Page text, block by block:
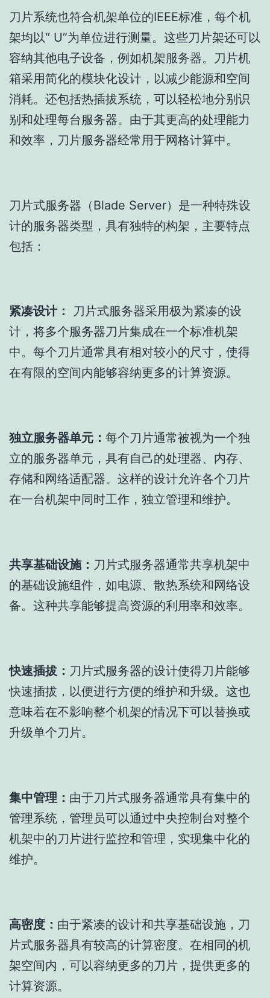
刀片系统也符合机架单位的IEEE标准，每个机
架均以“ U”为单位进行测量。这些刀片架还可以
容纳其他电子设备，例如机架服务器。刀片机
箱采用简化的模块化设计，以减少能源和空间
消耗。还包括热插拔系统，可以轻松地分别识
别和处理每台服务器。由于其更高的处理能力
和效率，刀片服务器经常用于网格计算中。
刀片式服务器（Blade Server）是一种特殊设
计的服务器类型，具有独特的构架，主要特点
包括：
紧凑设计：
刀片式服务器采用极为紧凑的设
计，将多个服务器刀片集成在一个标准机架
中。每个刀片通常具有相对较小的尺寸，使得
在有限的空间内能够容纳更多的计算资源。
独立服务器单元： 每个刀片通常被视为一个独
立的服务器单元，具有自己的处理器、内存、
存储和网络适配器。这样的设计允许各个刀片
在一台机架中同时工作，独立管理和维护。
共享基础设施： 刀片式服务器通常共享机架中
的基础设施组件，如电源、散热系统和网络设
备。这种共享能够提高资源的利用率和效率。
快速插拔： 刀片式服务器的设计使得刀片能够
快速插拔，以便进行方便的维护和升级。这也
意味着在不影响整个机架的情况下可以替换或
升级单个刀片。
集中管理： 由于刀片式服务器通常具有集中的
管理系统，管理员可以通过中央控制台对整个
机架中的刀片进行监控和管理，实现集中化的
维护。
高密度： 由于紧凑的设计和共享基础设施，刀
片式服务器具有较高的计算密度。在相同的机
架空间内，可以容纳更多的刀片，提供更多的
计算资源。